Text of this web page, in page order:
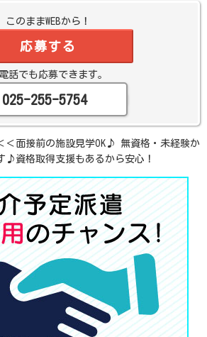
このままWEBから！
応募する
話でも応募できます。
025-255-5754
＜面接前の施設見学OK♪ 無資格・未経験か
♪資格取得支援もあるから安心！